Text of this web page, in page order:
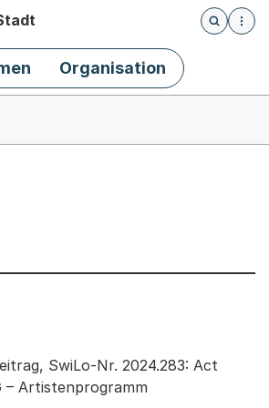
Öffnet
Organisation
Ausgewählten Geschäft
SwiLo-Nr. 2024.283: Act
– Artistenprogramm